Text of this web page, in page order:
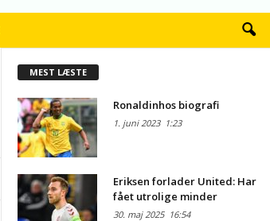
MEST LÆSTE
Ronaldinhos biografi
1. juni 20231:23
Eriksen forlader United: Har
fået utrolige minder
30. maj 202516:54